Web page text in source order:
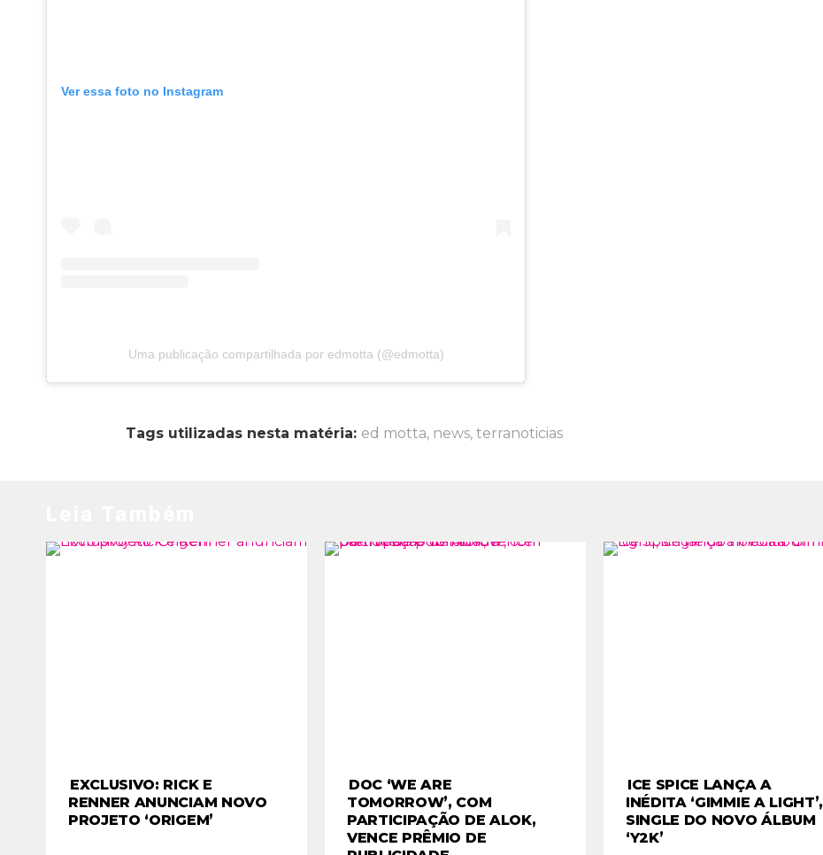
Ver essa foto no Instagram
Uma publicação compartilhada por edmotta (@edmotta)
Tags utilizadas nesta matéria: ed motta, news, terranoticias
EXCLUSIVO: RICK E
RENNER ANUNCIAM NOVO
PROJETO ‘ORIGEM’
DOC ‘WE ARE
TOMORROW’, COM
PARTICIPAÇÃO DE ALOK,
VENCE PRÊMIO DE
ICE SPICE LANÇA A
INÉDITA ‘GIMMIE A LIGHT’,
SINGLE DO NOVO ÁLBUM
‘Y2K’